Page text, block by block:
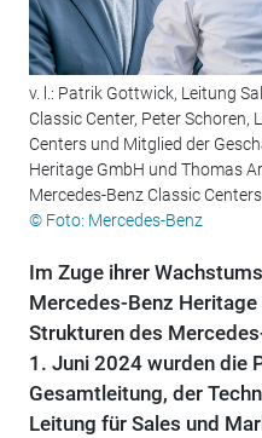
v. l.: Patrik Gottwick, Leitung
Classic Center, Peter Schoren,
Centers und Mitglied der
Heritage GmbH und Thomas
Mercedes-Benz Classic Centers
© Foto: Mercedes-Benz
Im Zuge ihrer
Mercedes-Benz
Strukturen des
1. Juni 2024 wurden die
Gesamtleitung, der
Leitung für Sales und